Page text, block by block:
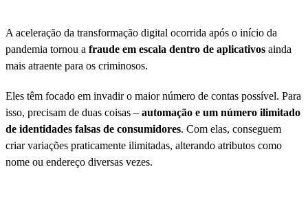
A aceleração da transformação digital ocorrida após o início da
pandemia tornou a fraude em escala dentro de aplicativos ainda
mais atraente para os criminosos.
Eles têm focado em invadir o maior número de contas possível. Para
isso, precisam de duas coisas – automação e um número ilimitado
de identidades falsas de consumidores. Com elas, conseguem
criar variações praticamente ilimitadas, alterando atributos como
nome ou endereço diversas vezes.